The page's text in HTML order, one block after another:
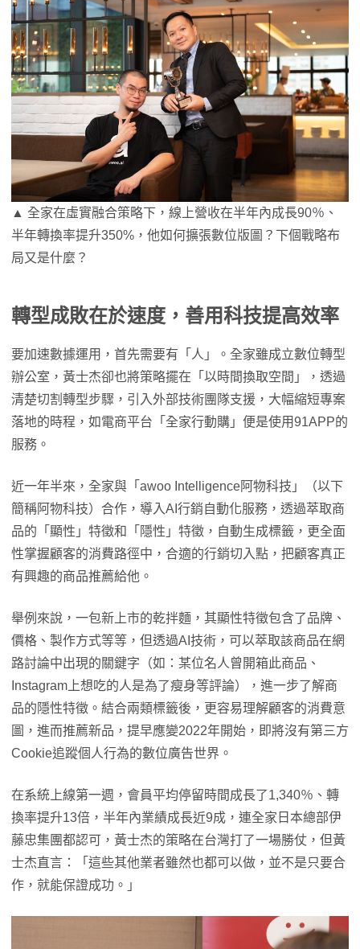
▲ 全家在虛實融合策略下，線上營收在半年內成長90％、
半年轉換率提升350%，他如何擴張數位版圖？下個戰略布
局又是什麼？
轉型成敗在於速度，善用科技提高效率
要加速數據運用，首先需要有「人」。全家雖成立數位轉型
辦公室，黃士杰卻也將策略擺在「以時間換取空間」，透過
清楚切割轉型步驟，引入外部技術團隊支援，大幅縮短專案
落地的時程，如電商平台「全家行動購」便是使用91APP的
服務。
近一年半來，全家與「awoo Intelligence阿物科技」（以下
簡稱阿物科技）合作，導入AI行銷自動化服務，透過萃取商
品的「顯性」特徵和「隱性」特徵，自動生成標籤，更全面
性掌握顧客的消費路徑中，合適的行銷切入點，把顧客真正
有興趣的商品推薦給他。
舉例來說，一包新上市的乾拌麵，其顯性特徵包含了品牌、
價格、製作方式等等，但透過AI技術，可以萃取該商品在網
路討論中出現的關鍵字（如：某位名人曾開箱此商品、
Instagram上想吃的人是為了瘦身等評論），進一步了解商
品的隱性特徵。結合兩類標籤後，更容易理解顧客的消費意
圖，進而推薦新品，提早應變2022年開始，即將沒有第三方
Cookie追蹤個人行為的數位廣告世界。
在系統上線第一週，會員平均停留時間成長了1,340％、轉
換率提升13倍，半年內業績成長近9成，連全家日本總部伊
藤忠集團都認可，黃士杰的策略在台灣打了一場勝仗，但黃
士杰直言：「這些其他業者雖然也都可以做，並不是只要合
作，就能保證成功。」